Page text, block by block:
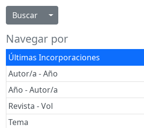
Alternar menú desplegable
Navegar por
Últimas Incorporaciones
Autor/a - Año
Año - Autor/a
Revista - Vol
Tema